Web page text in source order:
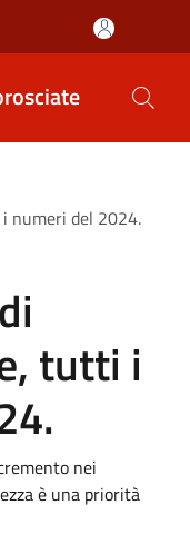
numeri del 2024.
tutti i
nei
è una priorità